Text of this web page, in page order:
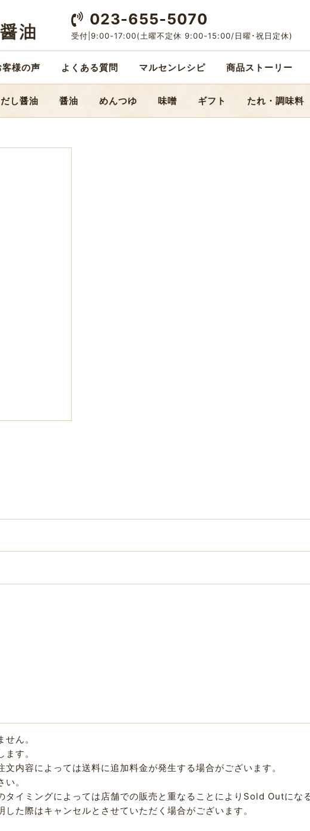
023-655-5070
受付|9:00-17:00(土曜不定休 9:00-15:00/日曜･祝日定休)
客様の声 よくある質問 マルセンレシピ 商品ストーリー
だし醤油 醤油 めんつゆ 味噌 ギフト たれ・調味料
ん。
す。
内容によっては送料に追加料金が発生する場合がございます。
。
タイミングによっては店舗での販売と重なることによりSold Outにな
た際はキャンセルとさせていただく場合がございます。